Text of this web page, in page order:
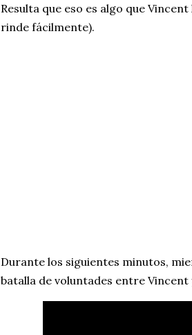
Resulta que eso es algo que
rinde fácilmente).
Durante los siguientes minutos,
batalla de voluntades entre Vincent